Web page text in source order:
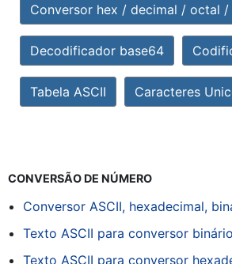
Conversor hex / decimal / octal /
Decodificador base64
Tabela ASCII Caracteres
CONVERSÃO DE NÚMERO
Conversor ASCII, hexadecimal,
Texto ASCII para conversor binário
Texto ASCII para conversor